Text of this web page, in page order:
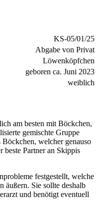
KS-05/01/25
Abgabe von Privat
Löwenköpfchen
geboren ca. Juni 2023
weiblich
am besten mit Böckchen,
gemischte Gruppe
Böckchen, welcher genauso
Partner an Skippis
festgestellt, welche
äußern. Sie sollte deshalb
und benötigt eventuell